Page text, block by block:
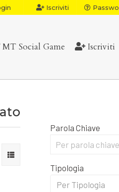
Iscriviti
MT Social Game Iscriviti
Parola Chiave
Tipologia
Per Tipologia